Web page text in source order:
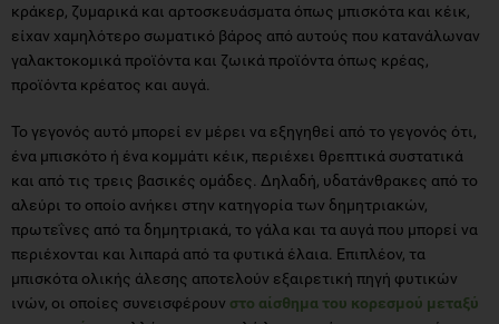
κράκερ, ζυμαρικά και αρτοσκευάσματα όπως μπισκότα και κέικ,
είχαν χαμηλότερο σωματικό βάρος από αυτούς που κατανάλωναν
γαλακτοκομικά προϊόντα και ζωικά προϊόντα όπως κρέας,
προϊόντα κρέατος και αυγά.
Το γεγονός αυτό μπορεί εν μέρει να εξηγηθεί από το γεγονός ότι,
ένα μπισκότο ή ένα κομμάτι κέικ, περιέχει θρεπτικά συστατικά
και από τις τρεις βασικές ομάδες. Δηλαδή, υδατάνθρακες από το
αλεύρι το οποίο ανήκει στην κατηγορία των δημητριακών,
πρωτεΐνες από τα δημητριακά, το γάλα και τα αυγά που μπορεί να
περιέχονται και λιπαρά από τα φυτικά έλαια. Επιπλέον, τα
μπισκότα ολικής άλεσης αποτελούν εξαιρετική πηγή φυτικών
ινών, οι οποίες συνεισφέρουν στο αίσθημα του κορεσμού μεταξύ